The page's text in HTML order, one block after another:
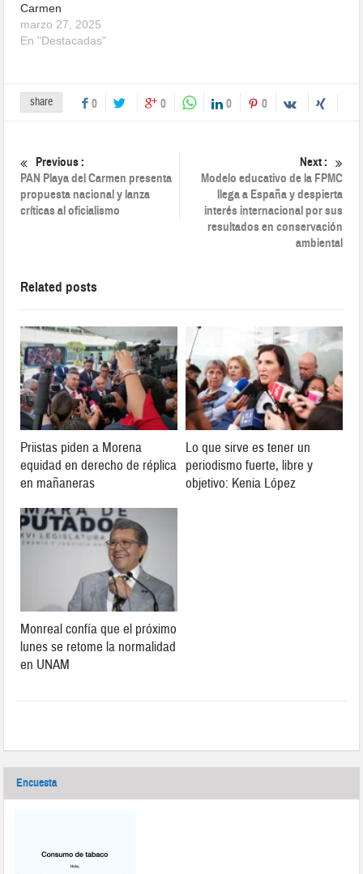
Carmen
marzo 27, 2025
En "Destacadas"
share 0 0 0 0
Previous :
PAN Playa del Carmen presenta
propuesta nacional y lanza
críticas al oficialismo
Next :
Modelo educativo de la FPMC
llega a España y despierta
interés internacional por sus
resultados en conservación
ambiental
Related posts
Priistas piden a Morena
equidad en derecho de réplica
en mañaneras
Lo que sirve es tener un
periodismo fuerte, libre y
objetivo: Kenia López
Monreal confía que el próximo
lunes se retome la normalidad
en UNAM
Encuesta